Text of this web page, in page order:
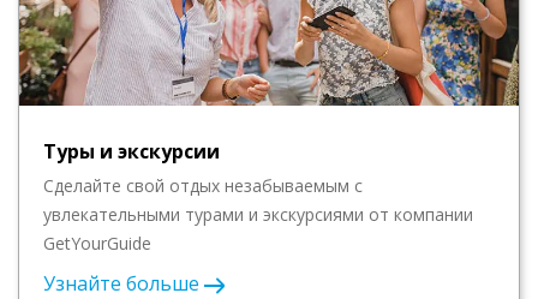
Туры и экскурсии
Сделайте свой отдых незабываемым с
увлекательными турами и экскурсиями от компании
GetYourGuide
Узнайте больше